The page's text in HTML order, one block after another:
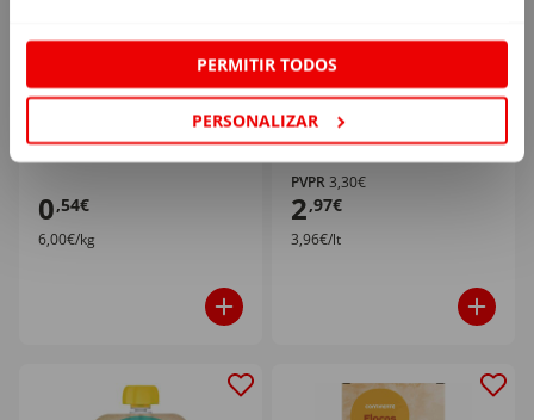
PERMITIR TODOS
PERSONALIZAR
Continente
0,54€
6,00€/kg
Lactose Mimosa
emb. 3 x 250 ml
PVPR3,30€
2,97€
3,96€/lt